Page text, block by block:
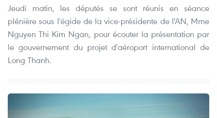
Jeudi matin, les députés se sont réunis en séance
plénière sous l'égide de la vice-présidente de l'AN, Mme
Nguyen Thi Kim Ngan, pour écouter la présentation par
le gouvernement du projet d'aéroport international de
Long Thanh.